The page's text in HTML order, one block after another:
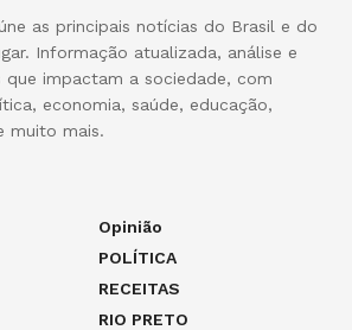
as principais notícias do Brasil e do
Informação atualizada, análise e
impactam a sociedade, com
economia, saúde, educação,
muito mais.
Opinião
POLÍTICA
RECEITAS
RIO PRETO